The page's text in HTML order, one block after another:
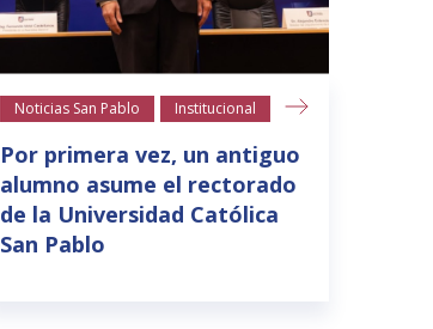
Noticias San Pablo Institucional
Por primera vez, un antiguo
alumno asume el rectorado
de la Universidad Católica
San Pablo